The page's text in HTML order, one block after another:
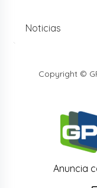
Noticias
Copyright ©
Anuncia